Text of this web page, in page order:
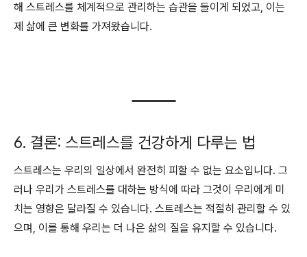
해 스트레스를 체계적으로 관리하는 습관을 들이게 되었고, 이는
제 삶에 큰 변화를 가져왔습니다.
6. 결론: 스트레스를 건강하게 다루는 법
스트레스는 우리의 일상에서 완전히 피할 수 없는 요소입니다. 그
러나 우리가 스트레스를 대하는 방식에 따라 그것이 우리에게 미
치는 영향은 달라질 수 있습니다. 스트레스는 적절히 관리할 수 있
으며, 이를 통해 우리는 더 나은 삶의 질을 유지할 수 있습니다.